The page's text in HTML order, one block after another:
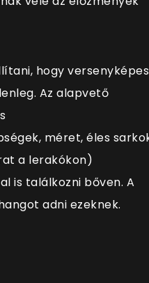
hogy versenyképes
Az alapvető
méret, éles
a lerakókon)
is találkozni bőven. A
adni ezeknek.